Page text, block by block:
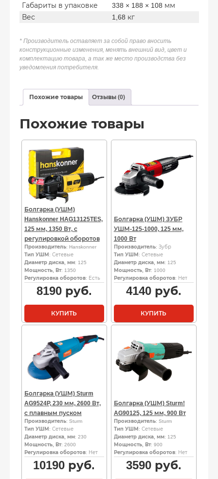
Габариты в упаковке
338 × 188 × 108 мм
Вес
1,68 кг
* Производитель оставляет за собой право вносить
конструкционные изменения, менять внешний вид, цвет и
комплектацию товара, а так же место производства без
уведомления потребителя.
Похожие товары Отзывы (0)
Похожие товары
Болгарка (УШМ)
Hanskonner HAG13125TES,
125 мм, 1350 Вт, с
регулировкой оборотов
Производитель: Hanskonner
Тип УШМ : Сетевые
Диаметр диска, мм: 125
Мощность, Вт: 1350
Регулировка оборотов: Есть
8190руб.
КУПИТЬ
Болгарка (УШМ) ЗУБР
УШМ-125-1000, 125 мм,
1000 Вт
Производитель: Зубр
Тип УШМ : Сетевые
Диаметр диска, мм: 125
Мощность, Вт: 1000
Регулировка оборотов: Нет
4140руб.
КУПИТЬ
Болгарка (УШМ) Sturm
AG9524P, 230 мм, 2600 Вт,
с плавным пуском
Производитель: Sturm
Тип УШМ : Сетевые
Диаметр диска, мм: 230
Мощность, Вт: 2600
Регулировка оборотов: Нет
10190 руб.
Болгарка (УШМ) Sturm!
AG90125, 125 мм, 900 Вт
Производитель: Sturm
Тип УШМ : Сетевые
Диаметр диска, мм: 125
Мощность, Вт: 900
Регулировка оборотов: Нет
3590руб.